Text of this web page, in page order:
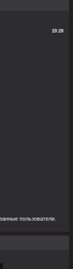
20:28
пользователи.